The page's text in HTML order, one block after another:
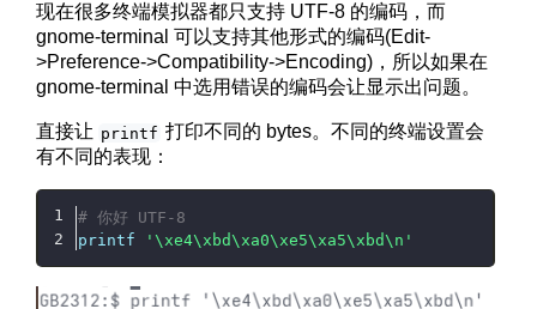
现在很多终端模拟器都只支持 UTF-8 的编码，而
gnome-terminal 可以支持其他形式的编码(Edit-
>Preference->Compatibility->Encoding)，所以如果在
gnome-terminal 中选用错误的编码会让显示出问题。
直接让 printf 打印不同的 bytes。不同的终端设置会
有不同的表现：
# 你好 UTF-8
printf
'\xe4\xbd\xa0\xe5\xa5\xbd\n'